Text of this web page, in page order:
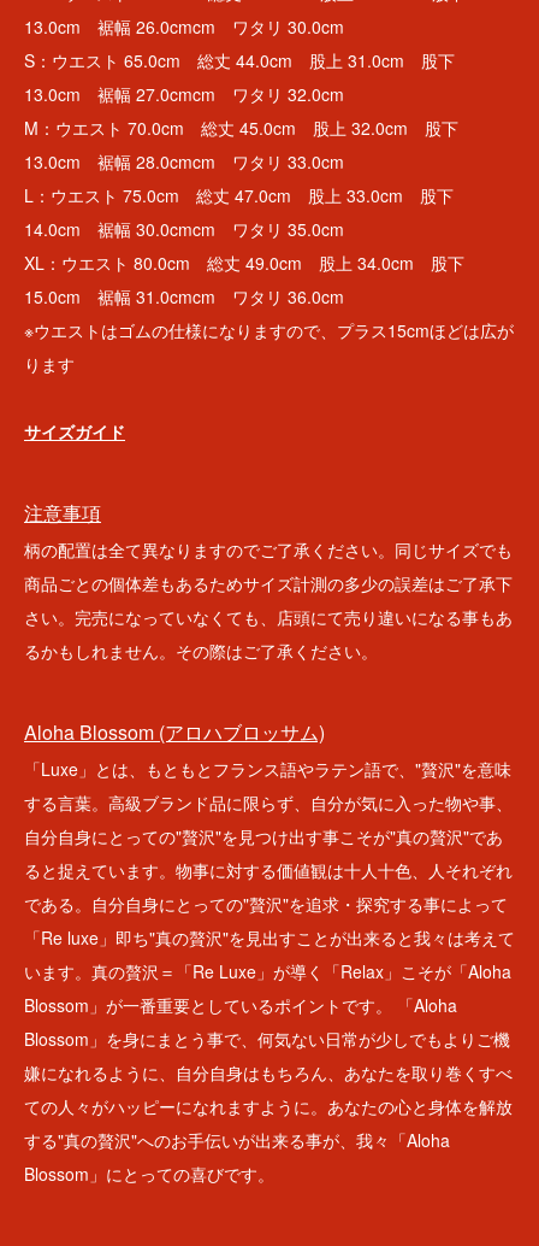
13.0cm 裾幅 26.0cmcm ワタリ 30.0cm
S：ウエスト 65.0cm 総丈 44.0cm 股上 31.0cm 股下
13.0cm 裾幅 27.0cmcm ワタリ 32.0cm
M：ウエスト 70.0cm 総丈 45.0cm 股上 32.0cm 股下
13.0cm 裾幅 28.0cmcm ワタリ 33.0cm
L：ウエスト 75.0cm 総丈 47.0cm 股上 33.0cm 股下
14.0cm 裾幅 30.0cmcm ワタリ 35.0cm
XL：ウエスト 80.0cm 総丈 49.0cm 股上 34.0cm 股下
15.0cm 裾幅 31.0cmcm ワタリ 36.0cm
※ウエストはゴムの仕様になりますので、プラス15cmほどは広が
ります
サイズガイド
注意事項
柄の配置は全て異なりますのでご了承ください。同じサイズでも
商品ごとの個体差もあるためサイズ計測の多少の誤差はご了承下
さい。完売になっていなくても、店頭にて売り違いになる事もあ
るかもしれません。その際はご了承ください。
Aloha Blossom (アロハブロッサム)
「Luxe」とは、もともとフランス語やラテン語で、"贅沢"を意味
する言葉。高級ブランド品に限らず、自分が気に入った物や事、
自分自身にとっての"贅沢"を見つけ出す事こそが"真の贅沢"であ
ると捉えています。物事に対する価値観は十人十色、人それぞれ
である。自分自身にとっての"贅沢"を追求・探究する事によって
「Re luxe」即ち"真の贅沢"を見出すことが出来ると我々は考えて
います。真の贅沢＝「Re Luxe」が導く「Relax」こそが「Aloha
Blossom」が一番重要としているポイントです。 「Aloha
Blossom」を身にまとう事で、何気ない日常が少しでもよりご機
嫌になれるように、自分自身はもちろん、あなたを取り巻くすべ
ての人々がハッピーになれますように。あなたの心と身体を解放
する"真の贅沢"へのお手伝いが出来る事が、我々「Aloha
Blossom」にとっての喜びです。